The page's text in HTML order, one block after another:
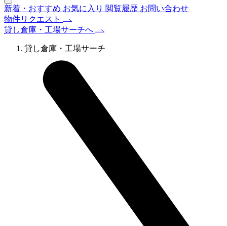
新着・おすすめ お気に入り 閲覧履歴 お問い合わせ
物件リクエスト
貸し倉庫・工場サーチへ
貸し倉庫・工場サーチ